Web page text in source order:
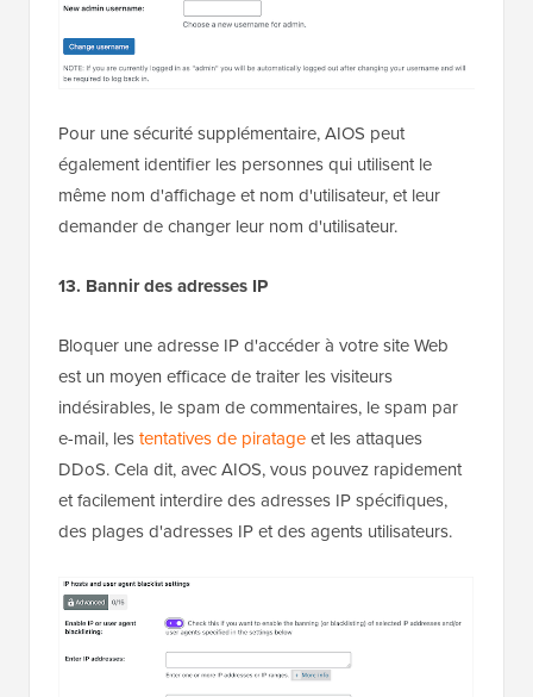
Pour une sécurité supplémentaire, AIOS peut
également identifier les personnes qui utilisent le
même nom d'affichage et nom d'utilisateur, et leur
demander de changer leur nom d'utilisateur.
13. Bannir des adresses IP
Bloquer une adresse IP d'accéder à votre site Web
est un moyen efficace de traiter les visiteurs
indésirables, le spam de commentaires, le spam par
e-mail, lestentatives de piratageet les attaques
DDoS. Cela dit, avec AIOS, vous pouvez rapidement
et facilement interdire des adresses IP spécifiques,
des plages d'adresses IP et des agents utilisateurs.